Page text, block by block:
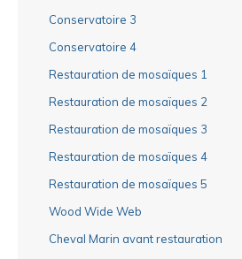
Conservatoire 3
Conservatoire 4
Restauration de mosaïques 1
Restauration de mosaïques 2
Restauration de mosaïques 3
Restauration de mosaïques 4
Restauration de mosaïques 5
Wood Wide Web
Cheval Marin avant restauration